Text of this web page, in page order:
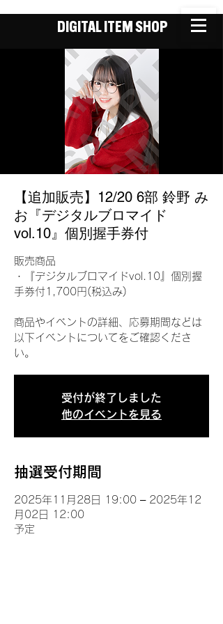
DIGITAL ITEM SHOP
【追加販売】12/20 6部 鈴野 み
お『デジタルブロマイド
vol.10』個別握手券付
販売商品
・『デジタルブロマイドvol.10』個別握
手券付1,700円(税込み)
商品やイベントの詳細、応募期間などは
以下イベントについてをご確認くださ
い。
受付が終了しました
他のイベントを見る
抽選受付期間
2025年11月28日 19:00 – 2025年12
月02日 12:00
予定